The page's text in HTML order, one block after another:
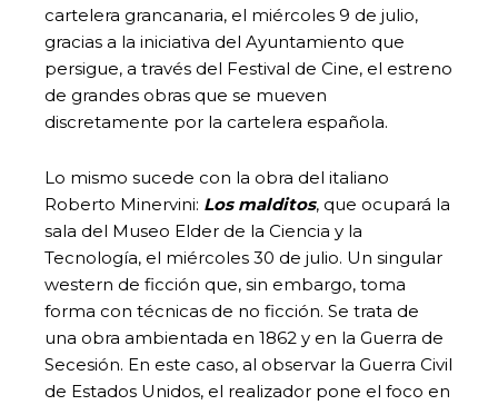
cartelera grancanaria, el miércoles 9 de julio,
gracias a la iniciativa del Ayuntamiento que
persigue, a través del Festival de Cine, el estreno
de grandes obras que se mueven
discretamente por la cartelera española.
Lo mismo sucede con la obra del italiano
Roberto Minervini: Los malditos, que ocupará la
sala del Museo Elder de la Ciencia y la
Tecnología, el miércoles 30 de julio. Un singular
western de ficción que, sin embargo, toma
forma con técnicas de no ficción. Se trata de
una obra ambientada en 1862 y en la Guerra de
Secesión. En este caso, al observar la Guerra Civil
de Estados Unidos, el realizador pone el foco en